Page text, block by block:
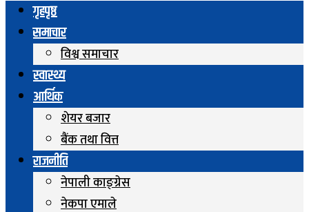
गृहपृष्ठ
समाचार
विश्व समाचार
स्वास्थ्य
आर्थिक
शेयर बजार
बैंक तथा वित्त
राजनीति
नेपाली काङ्ग्रेस
नेकपा एमाले